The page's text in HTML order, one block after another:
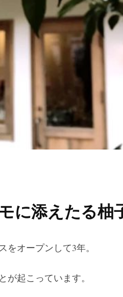
に添えたる柚
をオープンして3年。
が起こっています。